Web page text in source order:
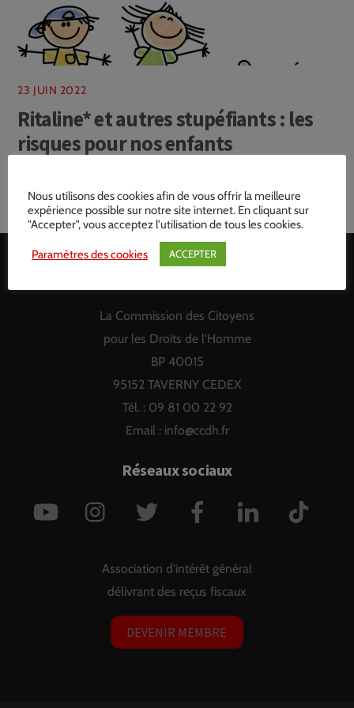
23 JUIN 2022
Ritaline* et autres stupéfiants : les
risques pour nos enfants
1 23
Top
La Commission des Citoyens
pour les Droits de l'Homme
BP 40015
95152 TAVERNY CEDEX
Tél. : 09 81 00 22 92
Email : info@ccdh.fr
Réseaux sociaux
YouTube Instagram Twitter Facebook LinkedIn
Association d'intérêt général
délivrant des reçus fiscaux
DEVENIR MEMBRE
Nous utilisons des cookies afin de vous offrir la meilleure
expérience possible sur notre site internet. En cliquant sur
"Accepter", vous acceptez l'utilisation de tous les cookies.
Paramètres des cookies ACCEPTER